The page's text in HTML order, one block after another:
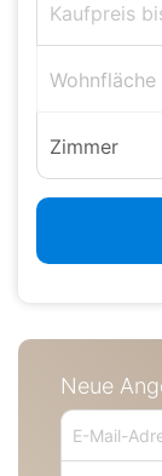
Wohnfläche
Zimmer
Neue